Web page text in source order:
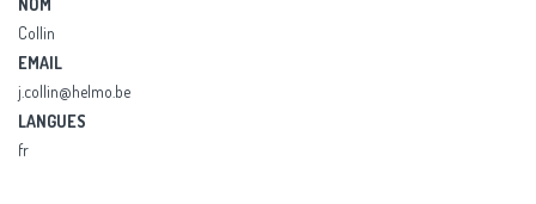
NOM
Collin
EMAIL
j.collin@helmo.be
LANGUES
fr